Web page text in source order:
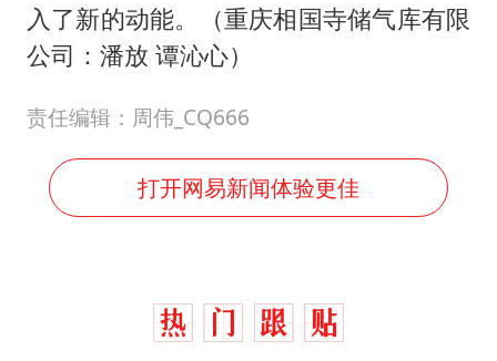
入了新的动能。（重庆相国寺储气库有限
公司：潘放 谭沁心）
责任编辑：周伟_CQ666
打开网易新闻体验更佳